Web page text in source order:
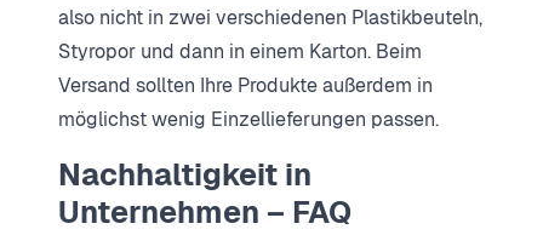
also nicht in zwei verschiedenen Plastikbeuteln,
Styropor und dann in einem Karton. Beim
Versand sollten Ihre Produkte außerdem in
möglichst wenig Einzellieferungen passen.
Nachhaltigkeit in
Unternehmen – FAQ